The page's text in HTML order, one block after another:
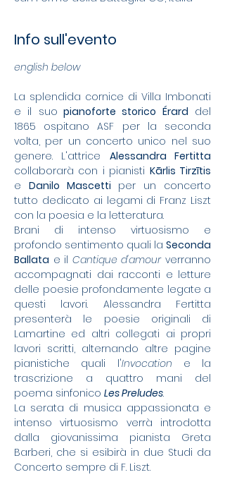
Info sull'evento
english below
La splendida cornice di Villa Imbonati
e il suo pianoforte storico Érard del
1865 ospitano ASF per la seconda
volta, per un concerto unico nel suo
genere. L'attrice Alessandra Fertitta
collaborarà con i pianisti Kārlis Tirzītis
e Danilo Mascetti per un concerto
tutto dedicato ai legami di Franz Liszt
con la poesia e la letteratura.
Brani di intenso virtuosismo e
profondo sentimento quali la Seconda
Ballata e il Cantique d'amour verranno
accompagnati dai racconti e letture
delle poesie profondamente legate a
questi lavori. Alessandra Fertitta
presenterà le poesie originali di
Lamartine ed altri collegati ai propri
lavori scritti, alternando altre pagine
pianistiche quali l'Invocation e la
trascrizione a quattro mani del
poema sinfonico Les Preludes.
La serata di musica appassionata e
intenso virtuosismo verrà introdotta
dalla giovanissima pianista Greta
Barberi, che si esibirà in due Studi da
Concerto sempre di F. Liszt.